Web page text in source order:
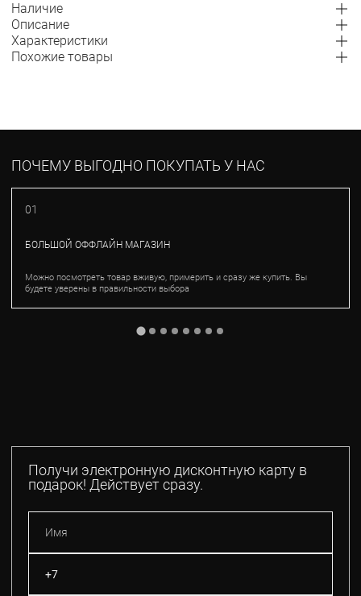
Наличие
Описание
Характеристики
Похожие товары
ПОЧЕМУ ВЫГОДНО ПОКУПАТЬ У НАС
01
БОЛЬШОЙ ОФФЛАЙН МАГАЗИН
Можно посмотреть товар вживую, примерить и сразу же купить. Вы
будете уверены в правильности выбора
Получи электронную дисконтную карту в
подарок! Действует сразу.